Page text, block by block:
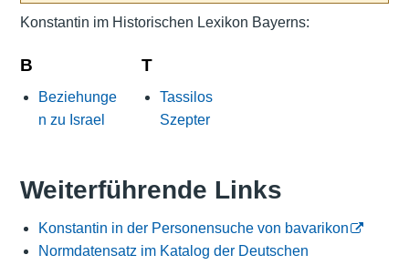
Konstantin im Historischen Lexikon Bayerns:
B
Beziehunge
n zu Israel
T
Tassilos
Szepter
Weiterführende Links
Konstantin in der Personensuche von bavarikon
Normdatensatz im Katalog der Deutschen